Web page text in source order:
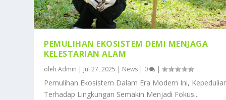
PEMULIHAN EKOSISTEM DEMI MENJAGA
KELESTARIAN ALAM
olehAdmin | Jul 27, 2025 | News | 0 |
Pemulihan Ekosistem Dalam Era Modern Ini,
Terhadap Lingkungan Semakin Menjadi Fokus...